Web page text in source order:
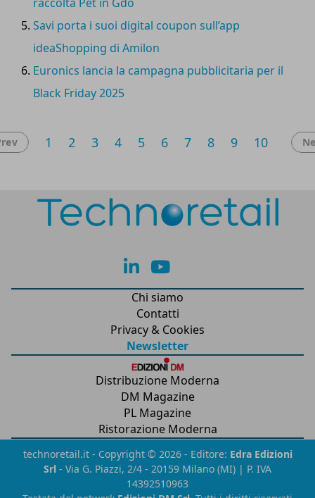
raccolta Pet in Gdo
Savi porta i suoi digital coupon sull’app
ideaShopping di Amilon
Euronics lancia la campagna pubblicitaria per il
Black Friday 2025
1 2 3 4 5 6 7 8 9 10
lk yt
Chi siamo
Contatti
Privacy & Cookies
Newsletter
Distribuzione Moderna
DM Magazine
PL Magazine
Ristorazione Moderna
technoretail.it - Copyright © 2026 - Editore: Edra Edizioni
Srl - Via G. Piazzi, 2/4 - 20159 Milano (MI) | P. IVA
14392510963